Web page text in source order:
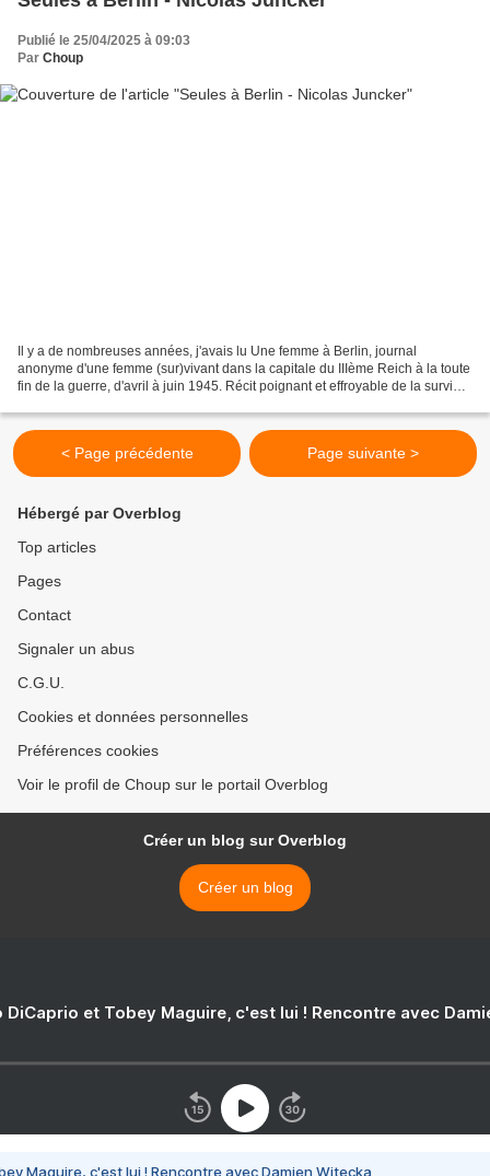
Publié le 25/04/2025 à 09:03
Par Choup
Il y a de nombreuses années, j'avais lu Une femme à Berlin, journal
anonyme d'une femme (sur)vivant dans la capitale du IIIème Reich à la toute
fin de la guerre, d'avril à juin 1945. Récit poignant et effroyable de la survie
< Page précédente Page suivante >
Hébergé par Overblog
Top articles
Pages
Contact
Signaler un abus
C.G.U.
Cookies et données personnelles
Préférences cookies
Voir le profil de Choup sur le portail Overblog
Créer un blog sur Overblog
Créer un blog
DiCaprio et Tobey Maguire, c'est lui ! Rencontre avec
Maguire, c'est lui ! Rencontre avec Damien Witecka